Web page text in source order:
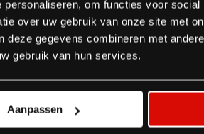
om functies voor
over uw gebruik van onze site met
gegevens combineren met
gebruik van hun services.
Aanpassen